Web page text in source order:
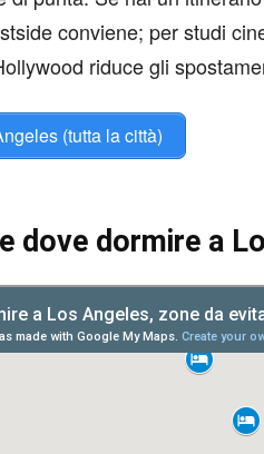
conviene; per studi
riduce gli
(tutta la città)
dove dormire a